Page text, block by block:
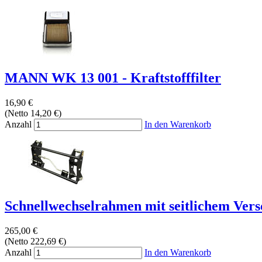
MANN WK 13 001 - Kraftstofffilter
16,90 €
(Netto 14,20 €)
Anzahl
In den Warenkorb
Schnellwechselrahmen mit seitlichem
265,00 €
(Netto 222,69 €)
Anzahl
In den Warenkorb